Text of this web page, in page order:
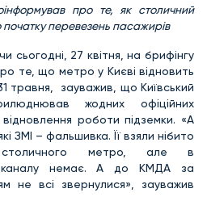
про те, як столичний
початку перевезень пасажирів
сьогодні, 27 квітня, на брифінгу
те, що метро у Києві відновить
травня, зауважив, що Київський
жодних офіційних
роботи підземки. «А
ЗМІ – фальшивка. Її взяли нібито
столичного метро, але в
каналу немає. А до КМДА за
не всі звернулися», зауважив